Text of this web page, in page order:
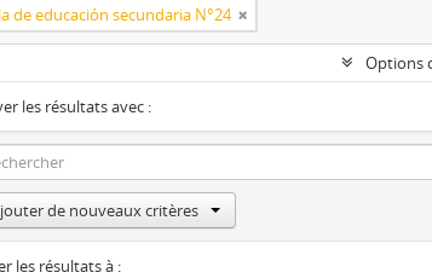
de educación secundaria N°24
Options
les résultats avec :
de nouveaux critères
les résultats à :